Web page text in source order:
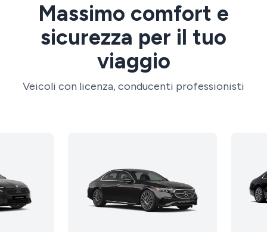
Massimo comfort e
sicurezza per il tuo
viaggio
Veicoli con licenza, conducenti professionisti